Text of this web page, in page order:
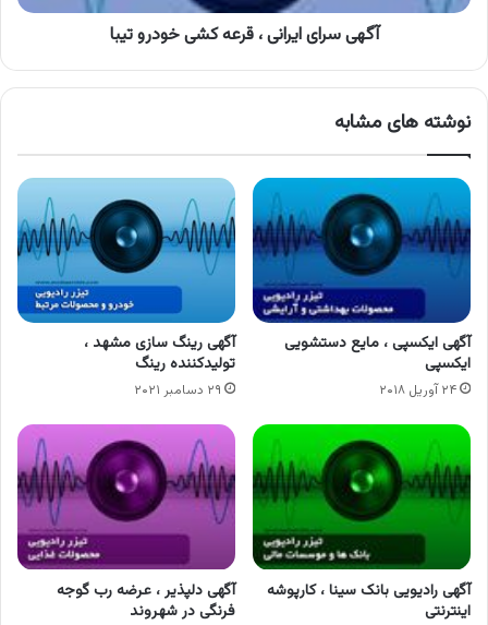
آگهی سرای ایرانی ، قرعه ‌کشی خودرو تیبا
نوشته های مشابه
آگهی ایکسپی ، مایع دستشویی
ایکسپی
۲۴ آوریل ۲۰۱۸
آگهی رینگ سازی مشهد ،
تولیدکننده رینگ
۲۹ دسامبر ۲۰۲۱
آگهی رادیویی بانک سینا ، کارپوشه
اینترنتی
آگهی دلپذیر ، عرضه رب گوجه
فرنگی در شهروند